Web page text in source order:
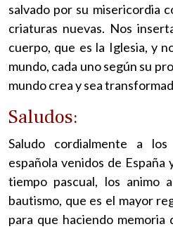
salvado por su misericordia
criaturas nuevas. Nos
cuerpo, que es la Iglesia, y
mundo, cada uno según su
mundo crea y sea
Saludos:
Saludo cordialmente a
española venidos de España
tiempo pascual, los animo
bautismo, que es el mayor
para que haciendo